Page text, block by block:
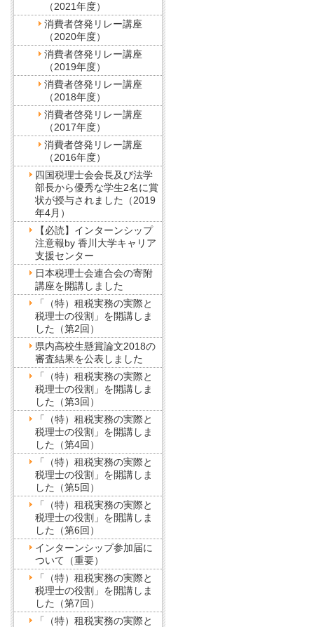
（2021年度）
消費者啓発リレー講座
（2020年度）
消費者啓発リレー講座
（2019年度）
消費者啓発リレー講座
（2018年度）
消費者啓発リレー講座
（2017年度）
消費者啓発リレー講座
（2016年度）
四国税理士会会長及び法学
部長から優秀な学生2名に賞
状が授与されました（2019
年4月）
【必読】インターンシップ
注意報by 香川大学キャリア
支援センター
日本税理士会連合会の寄附
講座を開講しました
「（特）租税実務の実際と
税理士の役割」を開講しま
した（第2回）
県内高校生懸賞論文2018の
審査結果を公表しました
「（特）租税実務の実際と
税理士の役割」を開講しま
した（第3回）
「（特）租税実務の実際と
税理士の役割」を開講しま
した（第4回）
「（特）租税実務の実際と
税理士の役割」を開講しま
した（第5回）
「（特）租税実務の実際と
税理士の役割」を開講しま
した（第6回）
インターンシップ参加届に
ついて（重要）
「（特）租税実務の実際と
税理士の役割」を開講しま
した（第7回）
「（特）租税実務の実際と